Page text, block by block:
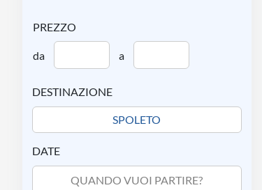
PREZZO
da a
DESTINAZIONE
DATE
QUANDO VUOI PARTIRE?